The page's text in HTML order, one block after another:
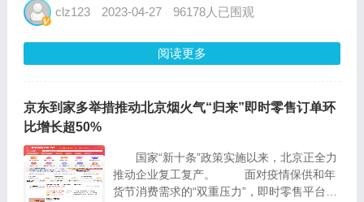
关注焦点。 2022年是中国商业保理行业
有、从小到...
clz123 2023-04-27 96178人已围观
阅读更多
京东到家多举措推动北京烟火气“归来”即时零售订单环
比增长超50%
国家“新十条”政策实施以来，北京正全力
推动企业复工复产。 面对疫情保供和年
货节消费需求的“双重压力”，即时零售平台京